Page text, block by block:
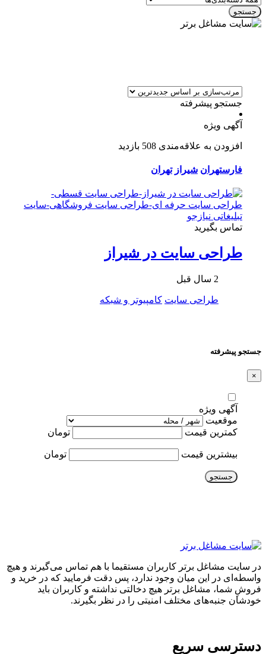
جستجو
جستجو پیشرفته
آگهی ویژه
افزودن به علاقه‌مندی 508 بازدید
فارستهران شیراز تهران
تماس بگیرید
طراحی سایت در شیراز
2 سال قبل
طراحی سایت کامپیوتر و شبکه
جستجو پیشرفته
×
آگهی ویژه
موقعیت
کمترین قیمت
تومان
بیشترین قیمت تومان
جستجو
در سایت مشاغل برتر کاربران مستقیما با هم تماس می‌گیرند و هیچ
واسطه‌ای در این میان وجود ندارد، پس دقت فرمایید که در خرید و
فروشِ شما، مشاغل برتر هیچ دخالتی نداشته و کاربران باید
خودشان جنبه‌های مختلف امنیتی را در نظر بگیرند.
دسترسی سریع